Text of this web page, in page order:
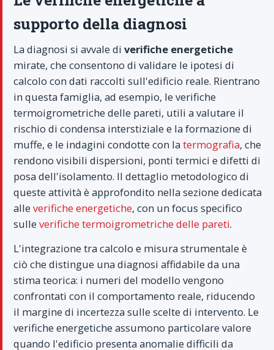
supporto della diagnosi
La diagnosi si avvale di verifiche energetiche
mirate, che consentono di validare le ipotesi di
calcolo con dati raccolti sull'edificio reale. Rientrano
in questa famiglia, ad esempio, le verifiche
termoigrometriche delle pareti, utili a valutare il
rischio di condensa interstiziale e la formazione di
muffe, e le indagini condotte con la termografia, che
rendono visibili dispersioni, ponti termici e difetti di
posa dell'isolamento. Il dettaglio metodologico di
queste attività è approfondito nella sezione dedicata
alle verifiche energetiche, con un focus specifico
sulle verifiche termoigrometriche delle pareti.
L'integrazione tra calcolo e misura strumentale è
ciò che distingue una diagnosi affidabile da una
stima teorica: i numeri del modello vengono
confrontati con il comportamento reale, riducendo
il margine di incertezza sulle scelte di intervento. Le
verifiche energetiche assumono particolare valore
quando l'edificio presenta anomalie difficili da